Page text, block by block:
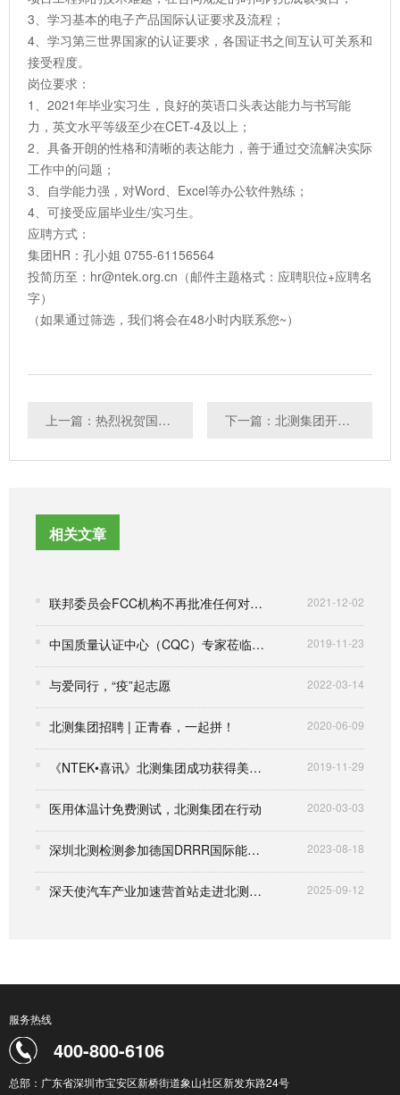
3、学习基本的电子产品国际认证要求及流程；
4、学习第三世界国家的认证要求，各国证书之间互认可关系和
接受程度。
岗位要求：
1、2021年毕业实习生，良好的英语口头表达能力与书写能
力，英文水平等级至少在CET-4及以上；
2、具备开朗的性格和清晰的表达能力，善于通过交流解决实际
工作中的问题；
3、自学能力强，对Word、Excel等办公软件熟练；
4、可接受应届毕业生/实习生。
应聘方式：
集团HR：孔小姐 0755-61156564
投简历至：hr@ntek.org.cn（邮件主题格式：应聘职位+应聘名
字）
（如果通过筛选，我们将会在48小时内联系您~）
上一篇：热烈祝贺国际防疫物资认证研讨会成功举办！ 下一篇：北测集团开启口罩质量预测试，为口罩质量保驾护航！
相关文章
联邦委员会FCC机构不再批准任何对国家安全构成不可接受的风险的设备授权申请 2021-12-02
中国质量认证中心（CQC）专家莅临我司考察调研 2019-11-23
与爱同行，“疫”起志愿 2022-03-14
北测集团招聘 | 正青春，一起拼！ 2020-06-09
《NTEK•喜讯》北测集团成功获得美国A2LA认可 2019-11-29
医用体温计免费测试，北测集团在行动 2020-03-03
深圳北测检测参加德国DRRR国际能力验证取得满意结果 2023-08-18
深天使汽车产业加速营首站走进北测集团，共探汽车产业新机遇 2025-09-12
服务热线
400-800-6106
总部：广东省深圳市宝安区新桥街道象山社区新发东路24号